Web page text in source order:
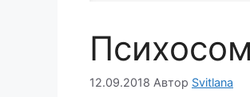
12.09.2018 Автор Svitlana